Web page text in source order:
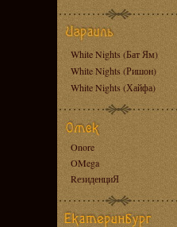
White Nights (Бат Ям)
White Nights (Ришон)
White Nights (Хайфа)
Onore
OMega
RезиденциЯ